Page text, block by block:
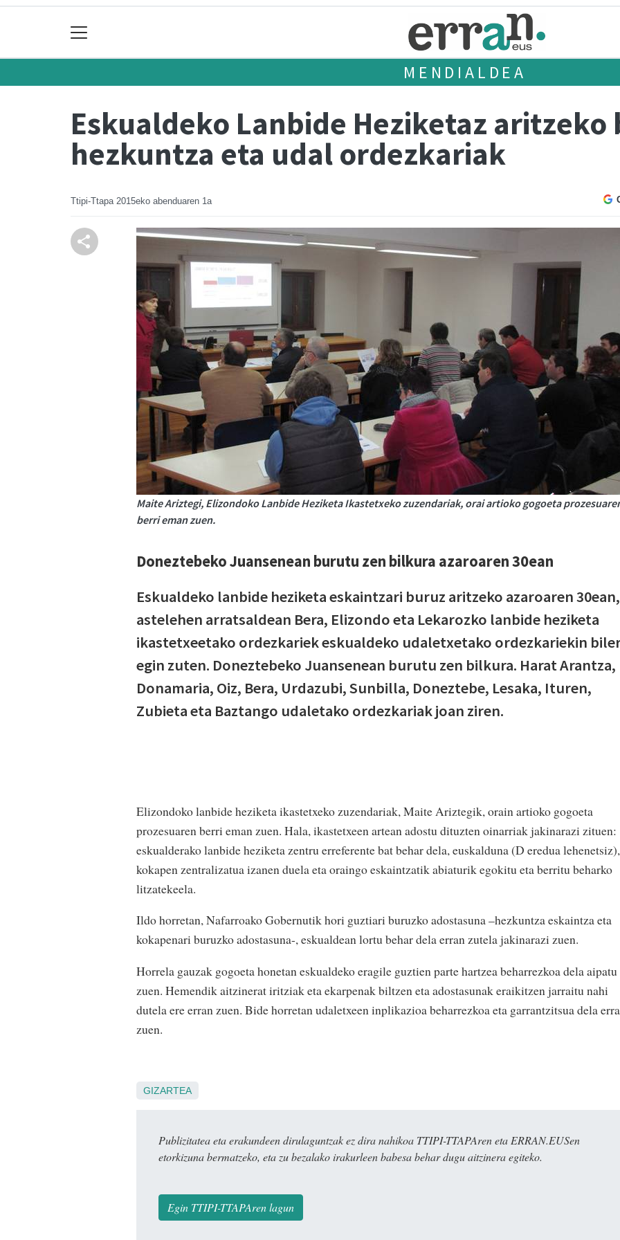
MENDIALDEA
Eskualdeko Lanbide Heziketaz
hezkuntza eta udal ordezkariak
Ttipi-Ttapa 2015eko abenduaren 1a
Maite Ariztegi, Elizondoko Lanbide Heziketa Ikastetxeko zuzendariak, orai artioko gogoeta
berri eman zuen.
Doneztebeko Juansenean burutu zen bilkura azaroaren 30ean
Eskualdeko lanbide heziketa eskaintzari buruz aritzeko azaroaren 30ean,
astelehen arratsaldean Bera, Elizondo eta Lekarozko lanbide heziketa
ikastetxeetako ordezkariek eskualdeko udaletxetako ordezkariekin
egin zuten. Doneztebeko Juansenean burutu zen bilkura. Harat Arantza,
Donamaria, Oiz, Bera, Urdazubi, Sunbilla, Doneztebe, Lesaka, Ituren,
Zubieta eta Baztango udaletako ordezkariak joan ziren.
Elizondoko lanbide heziketa ikastetxeko zuzendariak, Maite Ariztegik, orain artioko gogoeta
prozesuaren berri eman zuen. Hala, ikastetxeen artean adostu dituzten oinarriak jakinarazi zituen:
eskualderako lanbide heziketa zentru erreferente bat behar dela, euskalduna (D eredua lehenetsiz),
kokapen zentralizatua izanen duela eta oraingo eskaintzatik abiaturik egokitu eta berritu beharko
litzatekeela.
Ildo horretan, Nafarroako Gobernutik hori guztiari buruzko adostasuna –hezkuntza eskaintza eta
kokapenari buruzko adostasuna-, eskualdean lortu behar dela erran zutela jakinarazi zuen.
Horrela gauzak gogoeta honetan eskualdeko eragile guztien parte hartzea beharrezkoa dela aipatu
zuen. Hemendik aitzinerat iritziak eta ekarpenak biltzen eta adostasunak eraikitzen jarraitu nahi
dutela ere erran zuen. Bide horretan udaletxeen inplikazioa beharrezkoa eta garrantzitsua dela
zuen.
GIZARTEA
Publizitatea eta erakundeen dirulaguntzak ez dira nahikoa TTIPI-TTAPAren eta ERRAN.EUSen
etorkizuna bermatzeko, eta zu bezalako irakurleen babesa behar dugu aitzinera egiteko.
Egin TTIPI-TTAPAren lagun